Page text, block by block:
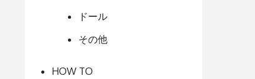
ドール
その他
HOW TO